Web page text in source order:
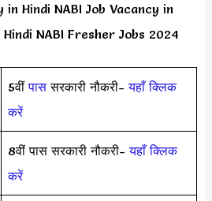
Hindi NABI Job Vacancy in
NABI Fresher Jobs 2024
5वींपाससरकारी नौकरी-यहाँ क्लिक
करें
8वीं पास सरकारी नौकरी-यहाँ क्लिक
करें